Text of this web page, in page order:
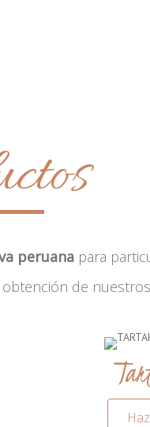
peruana para
obtención de